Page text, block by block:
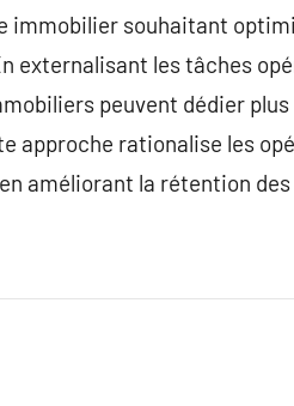
souhaitant
externalisant les tâches
peuvent dédier
approche rationalise les
améliorant la rétention